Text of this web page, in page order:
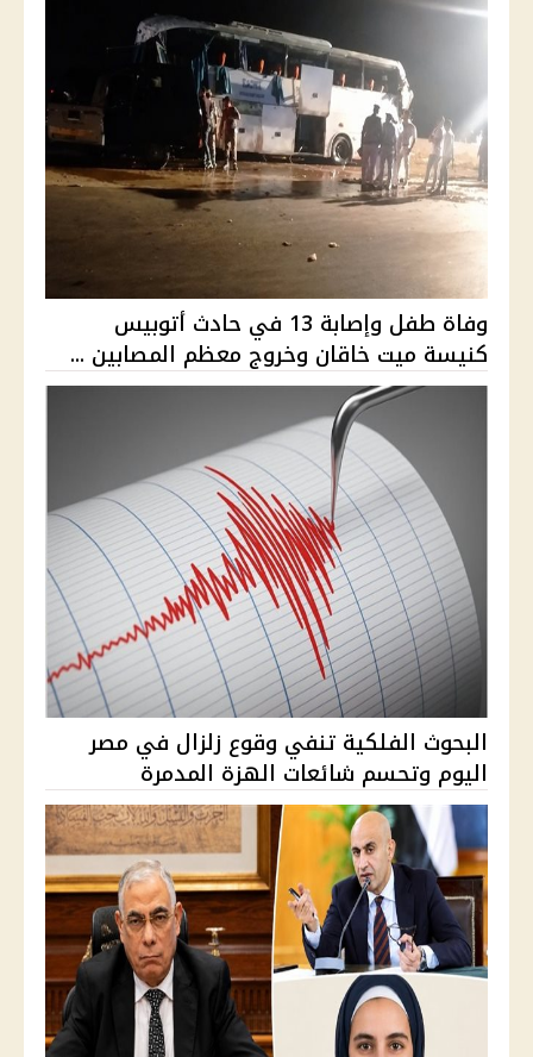
وفاة طفل وإصابة 13 في حادث أتوبيس
كنيسة ميت خاقان وخروج معظم المصابين ...
البحوث الفلكية تنفي وقوع زلزال في مصر
اليوم وتحسم شائعات الهزة المدمرة